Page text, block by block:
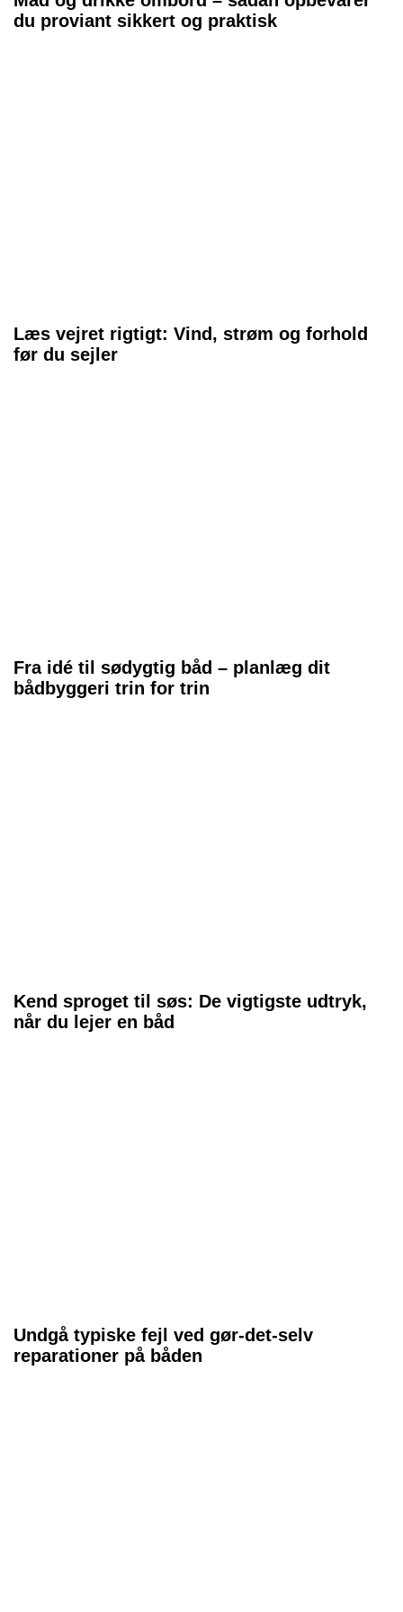
du proviant sikkert og praktisk
Læs vejret rigtigt: Vind, strøm og forhold
før du sejler
Fra idé til sødygtig båd – planlæg dit
bådbyggeri trin for trin
Kend sproget til søs: De vigtigste udtryk,
når du lejer en båd
Undgå typiske fejl ved gør-det-selv
reparationer på båden